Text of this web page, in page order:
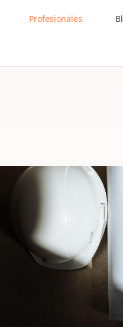
Profesionales